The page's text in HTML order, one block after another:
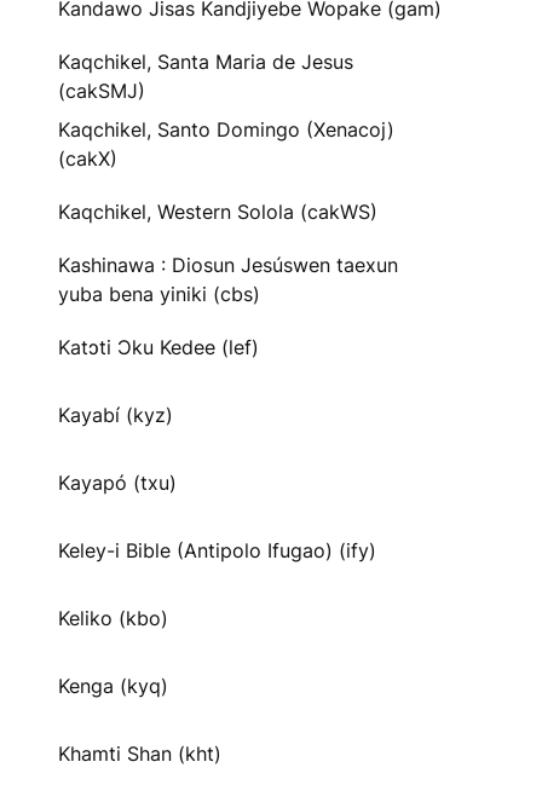
Kandawo Jisas Kandjiyebe Wopake (gam)
Kaqchikel, Santa Maria de Jesus
(cakSMJ)
Kaqchikel, Santo Domingo (Xenacoj)
(cakX)
Kaqchikel, Western Solola (cakWS)
Kashinawa : Diosun Jesúswen taexun
yuba bena yiniki (cbs)
Katɔti Ɔku Kedee (lef)
Kayabí (kyz)
Kayapó (txu)
Keley-i Bible (Antipolo Ifugao) (ify)
Keliko (kbo)
Kenga (kyq)
Khamti Shan (kht)